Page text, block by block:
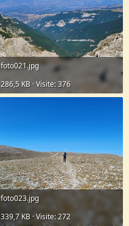
foto021.jpg
286,5 KB · Visite: 376
foto023.jpg
339,7 KB · Visite: 272